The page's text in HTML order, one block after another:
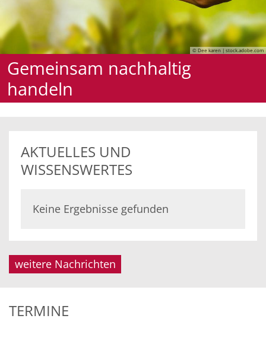
© Dee karen | stock.adobe.com
Gemeinsam nachhaltig
handeln
AKTUELLES UND
WISSENSWERTES
Keine Ergebnisse gefunden
weitere Nachrichten
TERMINE